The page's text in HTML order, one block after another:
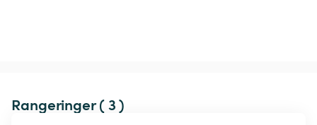
Rangeringer ( 3 )